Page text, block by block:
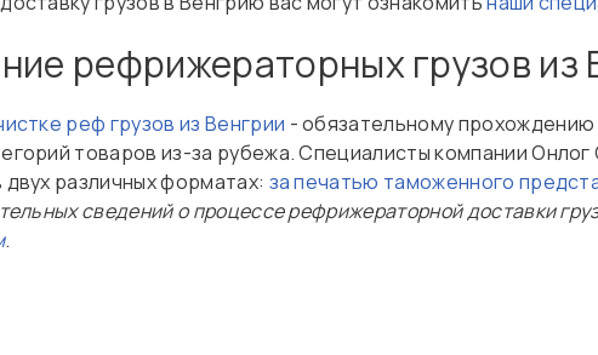
рефрижераторных грузов из
реф грузов из Венгрии - обязательному
товаров из-за рубежа. Специалисты компании
различных форматах: за печатью таможенного
сведений о процессе рефрижераторной доставки
.